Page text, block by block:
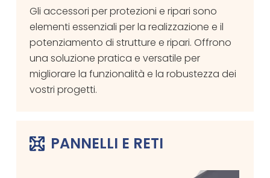
Gli accessori per protezioni e ripari sono
elementi essenziali per la realizzazione e il
potenziamento di strutture e ripari. Offrono
una soluzione pratica e versatile per
migliorare la funzionalità e la robustezza dei
vostri progetti.
PANNELLI E RETI